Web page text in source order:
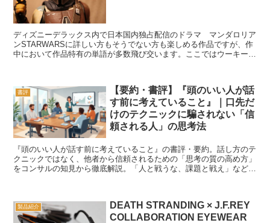
ディズニーデラックス内で日本国内独占配信のドラマ マンダロリア
ンSTARWARSに詳しい方もそうでない方も楽しめる作品ですが、作
中において作品特有の単語が多数飛び交います。ここではウーキーペ
書評
【要約・書評】『頭のいい人が話
す前に考えていること』｜口先だ
けのテクニックに騙されない「信
頼される人」の思考法
『頭のいい人が話す前に考えていること』の書評・要約。話し方のテ
クニックではなく、他者から信頼されるための「思考の質の高め方」
をコンサルの知見から徹底解説。「人と戦うな、課題と戦え」など、
製品紹介
DEATH STRANDING × J.F.REY
COLLABORATION EYEWEAR